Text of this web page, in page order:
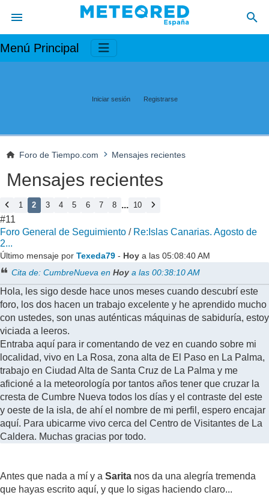
Menú Principal
Iniciar sesión Registrarse
Foro de Tiempo.com Mensajes recientes
Mensajes recientes
1 2 3 4 5 6 7 8 ... 10
#11
Foro General de Seguimiento / Re:Islas Canarias. Agosto de
2...
Último mensaje por Texeda79 - Hoy a las 05:08:40 AM
Cita de: CumbreNueva enHoy a las 00:38:10 AM
Hola, les sigo desde hace unos meses cuando descubrí este
foro, los dos hacen un trabajo excelente y he aprendido mucho
con ustedes, son unas auténticas máquinas de sabiduría, estoy
viciada a leeros.
Entraba aquí para ir comentando de vez en cuando sobre mi
localidad, vivo en La Rosa, zona alta de El Paso en La Palma,
trabajo en Ciudad Alta de Santa Cruz de La Palma y me
aficioné a la meteorología por tantos años tener que cruzar la
cresta de Cumbre Nueva todos los días y el contraste del este
y oeste de la isla, de ahí el nombre de mi perfil, espero encajar
aquí. Para ubicarme vivo cerca del Centro de Visitantes de La
Caldera. Muchas gracias por todo.
Antes que nada a mí y a Sarita nos da una alegría tremenda
que hayas escrito aquí, y que lo sigas haciendo claro...